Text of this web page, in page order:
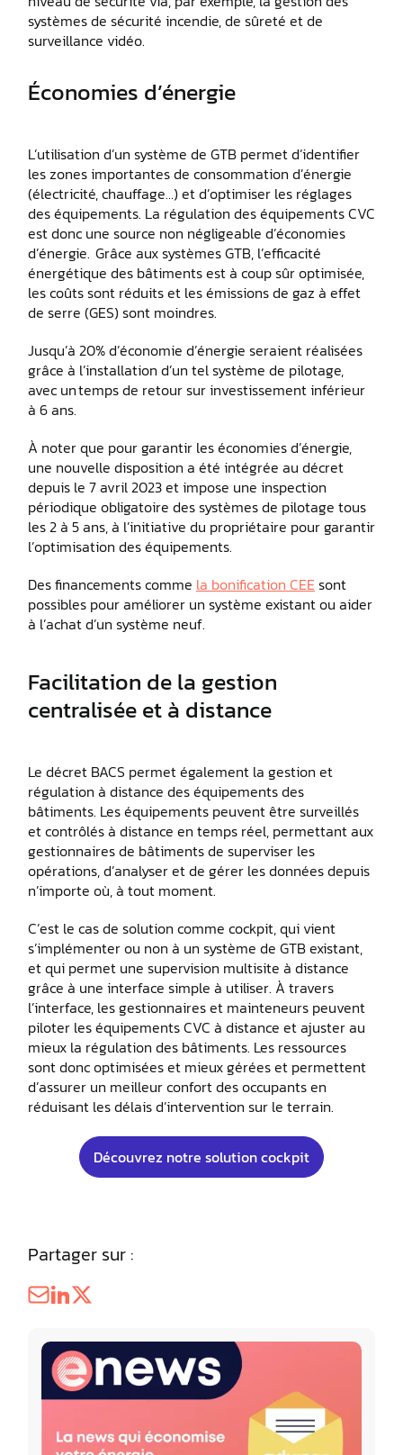
systèmes de sécurité incendie, de sûreté et de
surveillance vidéo.
Économies d’énergie
L’utilisation d’un système de GTB permet d’identifier
les zones importantes de consommation d’énergie
(électricité, chauffage…) et d’optimiser les réglages
des équipements. La régulation des équipements CVC
est donc une source non négligeable d’économies
d’énergie. Grâce aux systèmes GTB, l’efficacité
énergétique des bâtiments est à coup sûr optimisée,
les coûts sont réduits et les émissions de gaz à effet
de serre (GES) sont moindres.
Jusqu’à 20% d’économie d’énergie seraient réalisées
grâce à l’installation d’un tel système de pilotage,
avec un temps de retour sur investissement inférieur
à 6 ans.
À noter que pour garantir les économies d’énergie,
une nouvelle disposition a été intégrée au décret
depuis le 7 avril 2023 et impose une inspection
périodique obligatoire des systèmes de pilotage tous
les 2 à 5 ans, à l’initiative du propriétaire pour garantir
l’optimisation des équipements.
Des financements comme la bonification CEE sont
possibles pour améliorer un système existant ou aider
à l’achat d’un système neuf.
Facilitation de la gestion
centralisée et à distance
Le décret BACS permet également la gestion et
régulation à distance des équipements des
bâtiments. Les équipements peuvent être surveillés
et contrôlés à distance en temps réel, permettant aux
gestionnaires de bâtiments de superviser les
opérations, d’analyser et de gérer les données depuis
n’importe où, à tout moment.
C’est le cas de solution comme cockpit, qui vient
s’implémenter ou non à un système de GTB existant,
et qui permet une supervision multisite à distance
grâce à une interface simple à utiliser. À travers
l’interface, les gestionnaires et mainteneurs peuvent
piloter les équipements CVC à distance et ajuster au
mieux la régulation des bâtiments. Les ressources
sont donc optimisées et mieux gérées et permettent
d’assurer un meilleur confort des occupants en
réduisant les délais d’intervention sur le terrain.
Découvrez notre solution cockpit
Partager sur :